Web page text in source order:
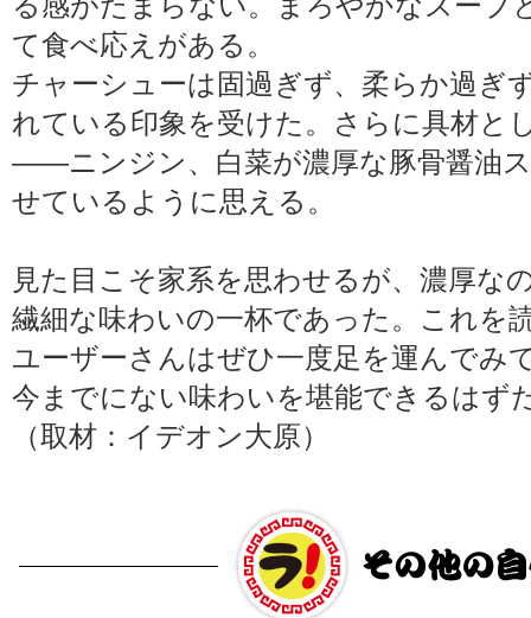
て食べ応えがある。
チャーシューは固過ぎず、柔らか過ぎ
れている印象を受けた。さらに具材と
――ニンジン、白菜が濃厚な豚骨醤油
せているように思える。
見た目こそ家系を思わせるが、濃厚な
繊細な味わいの一杯であった。これを
ユーザーさんはぜひ一度足を運んでみ
今までにない味わいを堪能できるはず
（取材：イデオン大原）